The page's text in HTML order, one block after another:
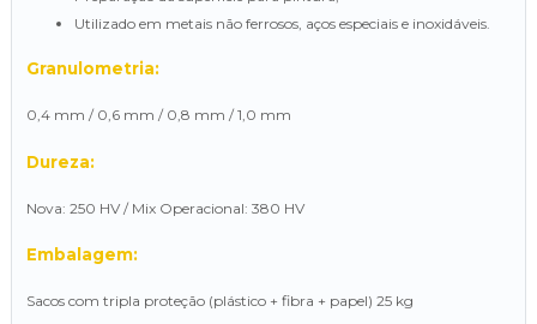
Utilizado em metais não ferrosos, aços especiais e inoxidáveis.
Granulometria:
0,4 mm / 0,6 mm / 0,8 mm / 1,0 mm
Dureza:
Nova: 250 HV / Mix Operacional: 380 HV
Embalagem:
Sacos com tripla proteção (plástico + fibra + papel) 25 kg